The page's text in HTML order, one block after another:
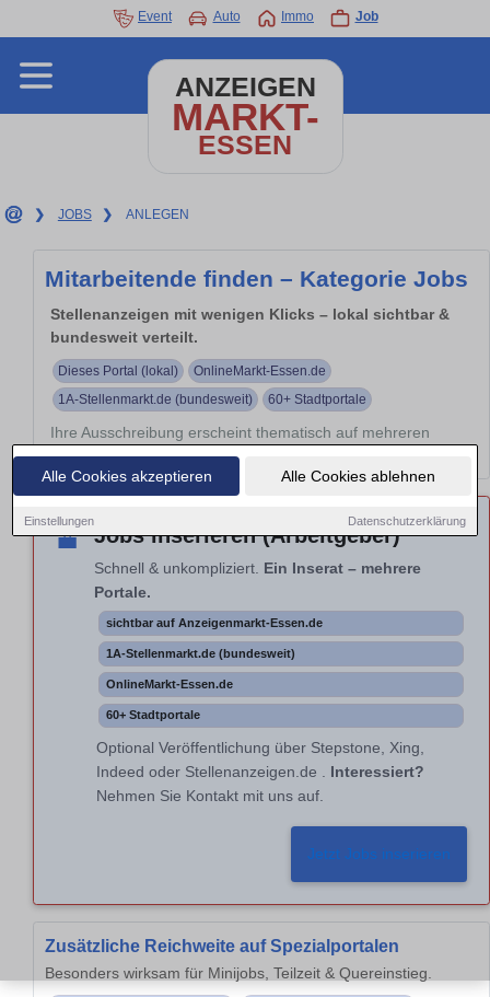
Alle Cookies akzeptieren Alle Cookies ablehnen
Einstellungen Datenschutzerklärung
Event Auto Immo Job
ANZEIGEN
MARKT-
ESSEN
❯ JOBS ❯ ANLEGEN
Mitarbeitende finden – Kategorie Jobs
Stellenanzeigen mit wenigen Klicks – lokal sichtbar &
bundesweit verteilt.
Dieses Portal (lokal)
OnlineMarkt-Essen.de
1A-Stellenmarkt.de (bundesweit)
60+ Stadtportale
Ihre Ausschreibung erscheint thematisch auf mehreren
Portalen – automatisch verteilt.
💼 Jobs inserieren (Arbeitgeber)
Schnell & unkompliziert. Ein Inserat – mehrere
Portale.
sichtbar auf Anzeigenmarkt-Essen.de
1A-Stellenmarkt.de (bundesweit)
OnlineMarkt-Essen.de
60+ Stadtportale
Optional Veröffentlichung über Stepstone, Xing,
Indeed oder Stellenanzeigen.de . Interessiert?
Nehmen Sie Kontakt mit uns auf.
Jetzt Jobs inserieren
Zusätzliche Reichweite auf Spezialportalen
Besonders wirksam für Minijobs, Teilzeit & Quereinstieg.